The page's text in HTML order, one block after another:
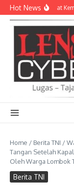
Lewati ke konten
Hot NewsSemangat
Home / Berita TNI /
Tangan Setelah
Oleh Warga Lombok
Berita TNI